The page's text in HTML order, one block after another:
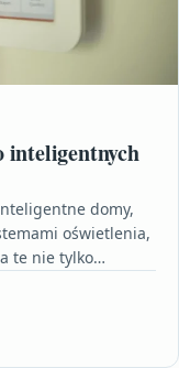
inteligentnych
domy,
oświetlenia,
te nie tylko